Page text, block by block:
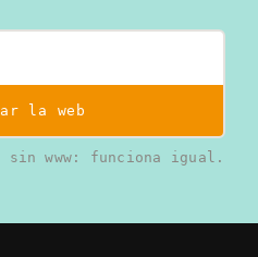
la web
www: funciona igual.